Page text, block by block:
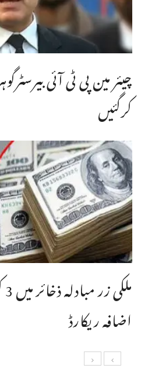
چیئر مین پی ٹی آئی
کرگئیں
اضافہ ریکارڈ